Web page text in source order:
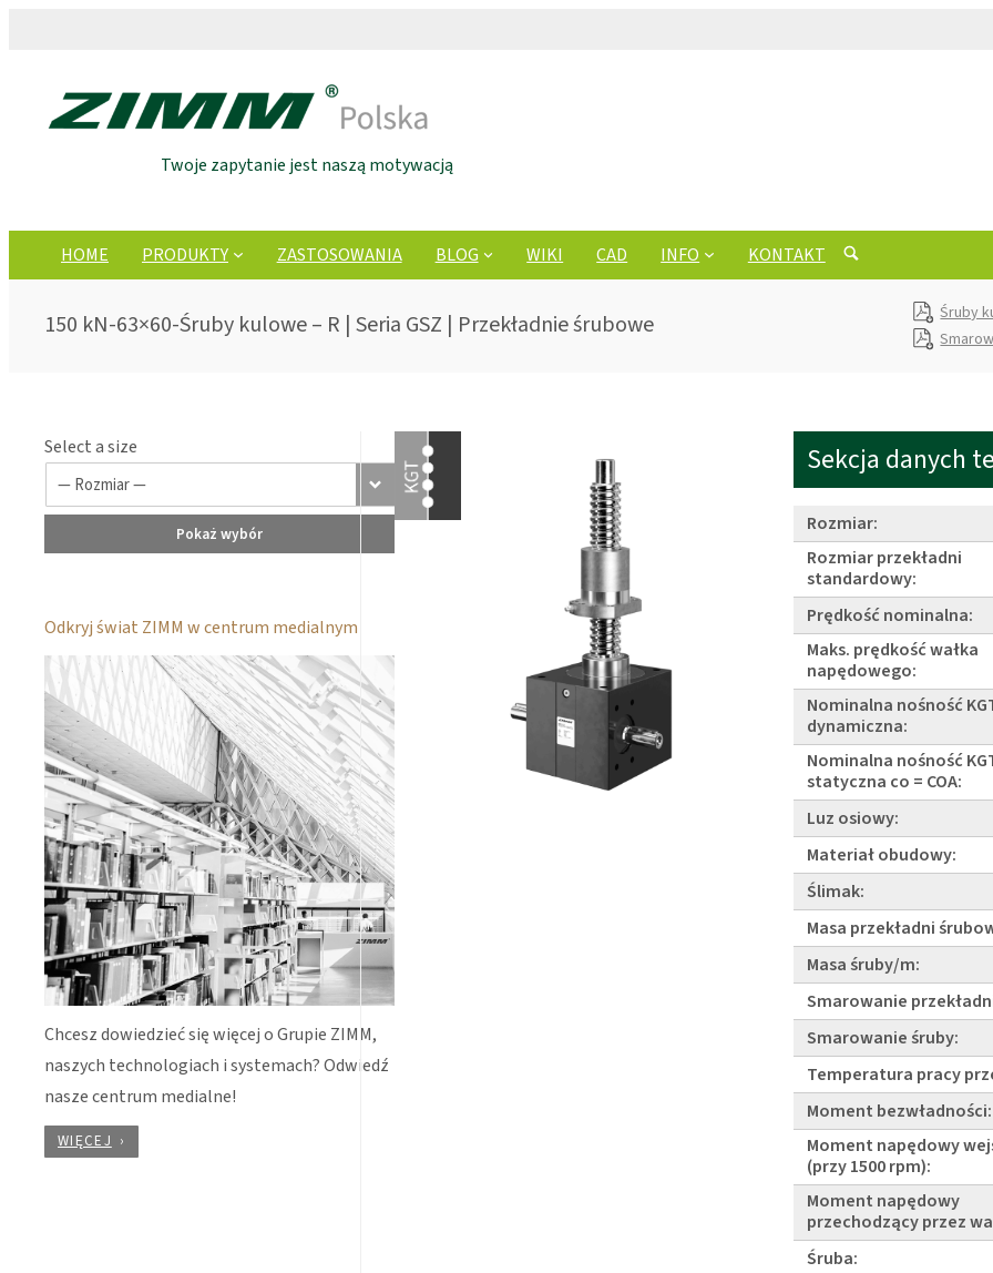
Twoje zapytanie jest naszą motywacją
HOME PRODUKTY ZASTOSOWANIA BLOG WIKI CAD INFO KONTAKT
150 kN-63×60-Śruby kulowe – R | Seria GSZ | Przekładnie śrubowe
Śruby
Select a size
Pokaż wybór
Odkryj świat ZIMM w centrum medialnym
Chcesz dowiedzieć się więcej o Grupie ZIMM,
naszych technologiach i systemach? Odwiedź
nasze centrum medialne!
WIĘCEJ
Sekcja danych
Rozmiar:
Rozmiar przekładni
standardowy:
Prędkość nominalna:
Maks. prędkość wałka
napędowego:
Nominalna nośność
dynamiczna:
Nominalna nośność
statyczna co = COA:
Luz osiowy:
Materiał obudowy:
Ślimak:
Masa przekładni
Masa śruby/m:
Smarowanie
Smarowanie śruby:
Temperatura pracy
Moment bezwładności:
Moment napędowy
(przy 1500 rpm):
Moment napędowy
przechodzący przez
Śruba: